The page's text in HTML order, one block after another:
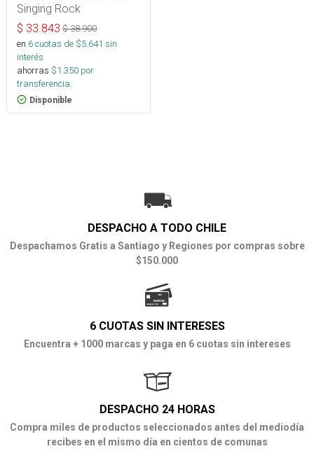
Singing Rock
$ 33.843 $38.900
en 6cuotas de $5.641 sin
interés
ahorras $1.350 por
transferencia.
Disponible
DESPACHO A TODO CHILE
Despachamos Gratis a Santiago y Regiones por compras sobre
$150.000
6 CUOTAS SIN INTERESES
Encuentra + 1000 marcas y paga en 6 cuotas sin intereses
DESPACHO 24 HORAS
Compra miles de productos seleccionados antes del mediodía
recibes en el mismo día en cientos de comunas